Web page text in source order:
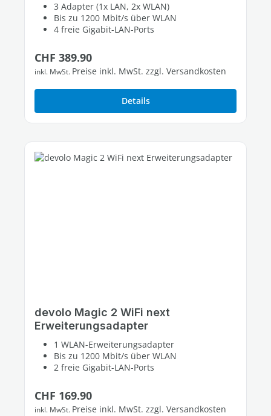
3 Adapter (1x LAN, 2x WLAN)
Bis zu 1200 Mbit/s über WLAN
4 freie Gigabit-LAN-Ports
Regulärer Preis:
CHF 389.90
inkl. MwSt. Preise inkl. MwSt. zzgl. Versandkosten
Details
devolo Magic 2 WiFi next
Erweiterungsadapter
1 WLAN-Erweiterungsadapter
Bis zu 1200 Mbit/s über WLAN
2 freie Gigabit-LAN-Ports
Regulärer Preis:
CHF 169.90
inkl. MwSt. Preise inkl. MwSt. zzgl. Versandkosten